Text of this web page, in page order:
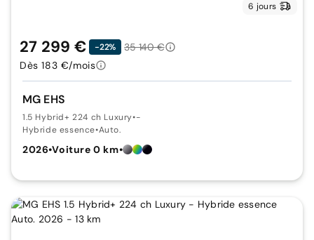
6 jours
MG EHS
1.5 Hybrid+ 224 ch Luxury•-
Hybride essence•Auto.
2026•Voiture 0 km•
27 299 € -22%
35 140 €
Dès 183 €/mois